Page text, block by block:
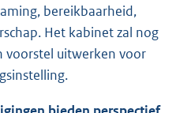
bereikbaarheid,
Het kabinet zal nog
voorstel uitwerken voor